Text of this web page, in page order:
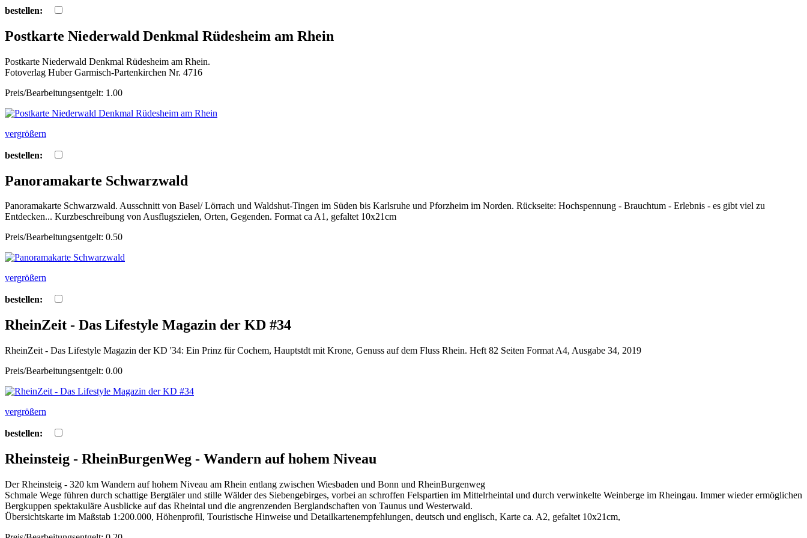
bestellen:
Postkarte Niederwald Denkmal Rüdesheim am Rhein
Postkarte Niederwald Denkmal Rüdesheim am Rhein.
Fotoverlag Huber Garmisch-Partenkirchen Nr. 4716
Preis/Bearbeitungsentgelt: 1.00
vergrößern
bestellen:
Panoramakarte Schwarzwald
Panoramakarte Schwarzwald. Ausschnitt von Basel/ Lörrach und Waldshut-Tingen im Süden bis Karlsruhe und Pforzheim im Norden. Rückseite: Hochspennung - Brauchtum - Erlebnis - es gibt viel zu
Entdecken... Kurzbeschreibung von Ausflugszielen, Orten, Gegenden. Format ca A1, gefaltet 10x21cm
Preis/Bearbeitungsentgelt: 0.50
vergrößern
bestellen:
RheinZeit - Das Lifestyle Magazin der KD #34
RheinZeit - Das Lifestyle Magazin der KD '34: Ein Prinz für Cochem, Hauptstdt mit Krone, Genuss auf dem Fluss Rhein. Heft 82 Seiten Format A4, Ausgabe 34, 2019
Preis/Bearbeitungsentgelt: 0.00
vergrößern
bestellen:
Rheinsteig - RheinBurgenWeg - Wandern auf hohem Niveau
Der Rheinsteig - 320 km Wandern auf hohem Niveau am Rhein entlang zwischen Wiesbaden und Bonn und RheinBurgenweg
Schmale Wege führen durch schattige Bergtäler und stille Wälder des Siebengebirges, vorbei an schroffen Felspartien im Mittelrheintal und durch verwinkelte Weinberge im Rheingau. Immer wieder ermöglichen
Bergkuppen spektakuläre Ausblicke auf das Rheintal und die angrenzenden Berglandschaften von Taunus und Westerwald.
Übersichtskarte im Maßstab 1:200.000, Höhenprofil, Touristische Hinweise und Detailkartenempfehlungen, deutsch und englisch, Karte ca. A2, gefaltet 10x21cm,